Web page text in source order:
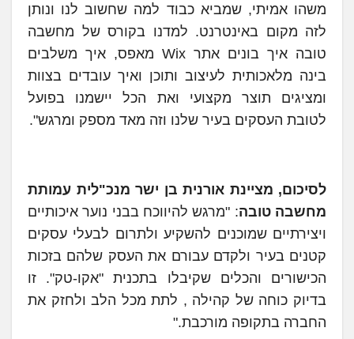
משהו אמיתי, שמביא כבוד למה שחשוב לנו ונותן
לזה מקום באינטרנט. למדנו בקורס של מחשבה
טובה איך בונים אתר Wix מאפס, איך משלבים
בינה מלאכותית לעיצוב ותוכן ואיך עובדים בצוות
ומציגים תוצר מקצועי ואת הכל יישמנו בפועל
לטובת העסקים בעיר שלנו וזה מאד מספק ומרגש".
לסיכום, מציינת אורנית בן ישר מנכ"לית עמותת
מחשבה טובה: "מרגש להיווכח בבני נוער איכותיים
ויצירתיים שמוכנים להשקיע ולתרום לבעלי עסקים
קטנים בעיר ולקדם עבורם את העסק שלהם בזכות
הכישורים והכלים שקיבלו בתכנית "אקו-טק". זו
בדיוק כוחה של קהילה , לתת מכל הלב ולחזק את
החברה בתקופה מורכבת."